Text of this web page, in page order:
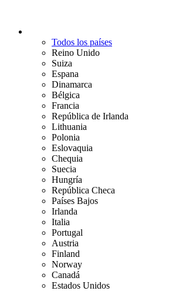
Todos los países
Reino Unido
Suiza
Espana
Dinamarca
Bélgica
Francia
República de Irlanda
Lithuania
Polonia
Eslovaquia
Chequia
Suecia
Hungría
República Checa
Países Bajos
Irlanda
Italia
Portugal
Austria
Finland
Norway
Canadá
Estados Unidos